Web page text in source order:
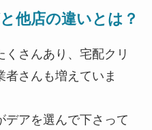
他店の違いとは？
くさんあり、宅配クリ
者さんも増えていま
デアを選んで下さって